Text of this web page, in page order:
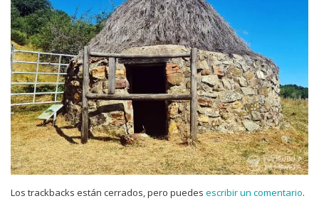
Los trackbacks están cerrados, pero puedes escribir un comentario.